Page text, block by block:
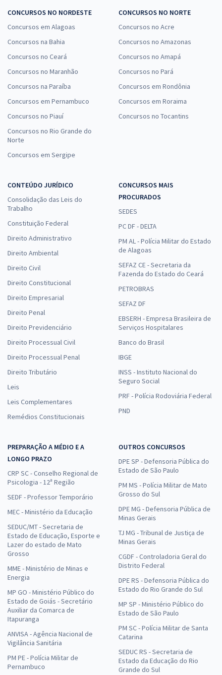
CONCURSOS NO NORDESTE
Concursos em Alagoas
Concursos na Bahia
Concursos no Ceará
Concursos no Maranhão
Concursos na Paraíba
Concursos em Pernambuco
Concursos no Piauí
Concursos no Rio Grande do
Norte
Concursos em Sergipe
CONCURSOS NO NORTE
Concursos no Acre
Concursos no Amazonas
Concursos no Amapá
Concursos no Pará
Concursos em Rondônia
Concursos em Roraima
Concursos no Tocantins
CONTEÚDO JURÍDICO
Consolidação das Leis do
Trabalho
Constituição Federal
Direito Administrativo
Direito Ambiental
Direito Civil
Direito Constitucional
Direito Empresarial
Direito Penal
Direito Previdenciário
Direito Processual Civil
Direito Processual Penal
Direito Tributário
Leis
Leis Complementares
Remédios Constitucionais
CONCURSOS MAIS
PROCURADOS
SEDES
PC DF - DELTA
PM AL - Polícia Militar do Estado
de Alagoas
SEFAZ CE - Secretaria da
Fazenda do Estado do Ceará
PETROBRAS
SEFAZ DF
EBSERH - Empresa Brasileira de
Serviços Hospitalares
Banco do Brasil
IBGE
INSS - Instituto Nacional do
Seguro Social
PRF - Polícia Rodoviária Federal
PND
PREPARAÇÃO A MÉDIO E A
LONGO PRAZO
CRP SC - Conselho Regional de
Psicologia - 12ª Região
SEDF - Professor Temporário
MEC - Ministério da Educação
SEDUC/MT - Secretaria de
Estado de Educação, Esporte e
Lazer do estado de Mato
Grosso
MME - Ministério de Minas e
Energia
MP GO - Ministério Público do
Estado de Goiás - Secretário
Auxiliar da Comarca de
Itapuranga
ANVISA - Agência Nacional de
Vigilância Sanitária
PM PE - Polícia Militar de
Pernambuco
OUTROS CONCURSOS
DPE SP - Defensoria Pública do
Estado de São Paulo
PM MS - Polícia Militar de Mato
Grosso do Sul
DPE MG - Defensoria Pública de
Minas Gerais
TJ MG - Tribunal de Justiça de
Minas Gerais
CGDF - Controladoria Geral do
Distrito Federal
DPE RS - Defensoria Pública do
Estado do Rio Grande do Sul
MP SP - Ministério Público do
Estado de São Paulo
PM SC - Polícia Militar de Santa
Catarina
SEDUC RS - Secretaria de
Estado da Educação do Rio
Grande do Sul